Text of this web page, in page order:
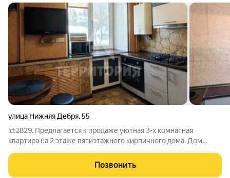
улица Нижняя Дебря,55
id:2829. Предлагается к продаже уютная 3-х комнатная
квартира на 2 этаже пятиэтажного кирпичного дома. Дом
левого берега р.Волги. - общая площадь 57 кв.м - окна ПВХ
(выходят на разные стороны
Позвонить